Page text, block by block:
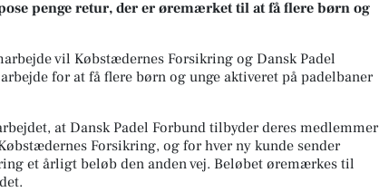
penge retur, der er øremærket til at få flere børn og
vil Købstædernes Forsikring og Dansk Padel
for at få flere børn og unge aktiveret på padelbaner
at Dansk Padel Forbund tilbyder deres medlemmer
Forsikring, og for hver ny kunde sender
et årligt beløb den anden vej. Beløbet øremærkes til